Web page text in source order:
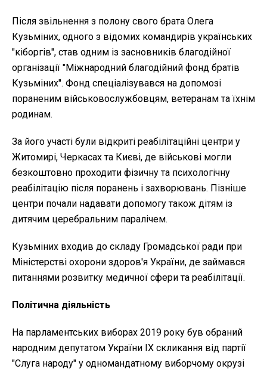
Після звільнення з полону свого брата Олега
Кузьміних, одного з відомих командирів українських
"кіборгів", став одним із засновників благодійної
організації "Міжнародний благодійний фонд братів
Кузьміних". Фонд спеціалізувався на допомозі
пораненим військовослужбовцям, ветеранам та їхнім
родинам.
За його участі були відкриті реабілітаційні центри у
Житомирі, Черкасах та Києві, де військові могли
безкоштовно проходити фізичну та психологічну
реабілітацію після поранень і захворювань. Пізніше
центри почали надавати допомогу також дітям із
дитячим церебральним паралічем.
Кузьміних входив до складу Громадської ради при
Міністерстві охорони здоров'я України, де займався
питаннями розвитку медичної сфери та реабілітації.
Політична діяльність
На парламентських виборах 2019 року був обраний
народним депутатом України IX скликання від партії
"Слуга народу" у одномандатному виборчому окрузі